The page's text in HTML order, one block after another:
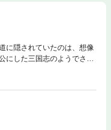
に隠されていたのは、想像
にした三国志のようでさえ
ほど、知った後の衝撃と感